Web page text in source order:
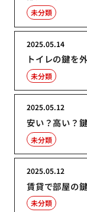
未分類
トイレの鍵を
2025.05.14
未分類
安い？高い？
2025.05.12
未分類
賃貸で部屋の
2025.05.12
未分類